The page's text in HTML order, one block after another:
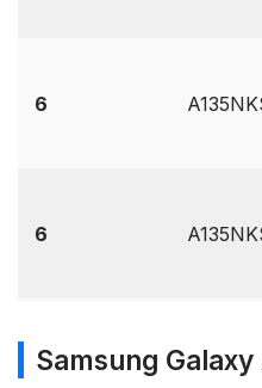
6
6
Samsung Galaxy